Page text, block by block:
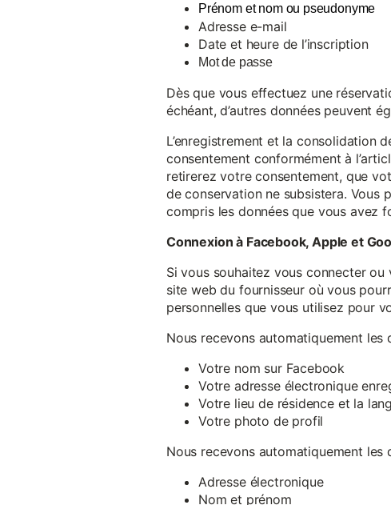
Prénom et nom ou pseudonyme
Adresse e-mail
Date et heure de l’inscription
Mot de passe
Dès que vous effectuez une
échéant, d’autres données peuvent
L’enregistrement et la consolidation
consentement conformément à
retirerez votre consentement, que
de conservation ne subsistera.
compris les données que vous avez
Connexion à Facebook, Apple et
Si vous souhaitez vous connecter
site web du fournisseur où vous
personnelles que vous utilisez pour
Nous recevons automatiquement les
Votre nom sur Facebook
Votre adresse électronique
Votre lieu de résidence et la
Votre photo de profil
Nous recevons automatiquement les
Adresse électronique
Nom et prénom